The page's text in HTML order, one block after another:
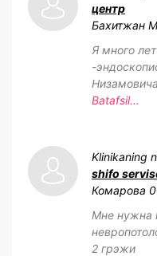
центр
Бахитжан
Я много
-
Batafsil...
Klinikaning
shifo
Комарова
Мне нужна
2 грэжи